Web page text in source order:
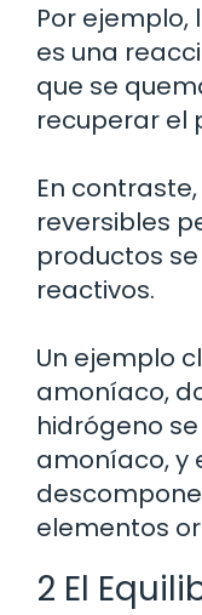
Por
es una
que se
recuperar el
En
reversibles
productos
reactivos.
Un ejemplo
amoníaco,
hidrógeno
amoníaco, y
elementos
2 El